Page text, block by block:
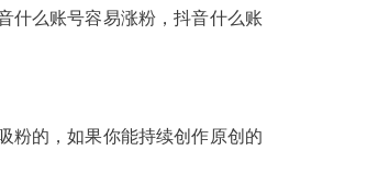
什么账号容易涨粉，抖音什么账
粉的，如果你能持续创作原创的